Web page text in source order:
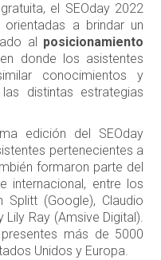
el SEOday 2022
a brindar un
al posicionamiento
donde los asistentes
conocimientos y
distintas estrategias
edición del SEOday
pertenecientes a
formaron parte del
internacional, entre los
(Google), Claudio
Lily Ray (Amsive Digital).
más de 5000
Unidos y Europa.